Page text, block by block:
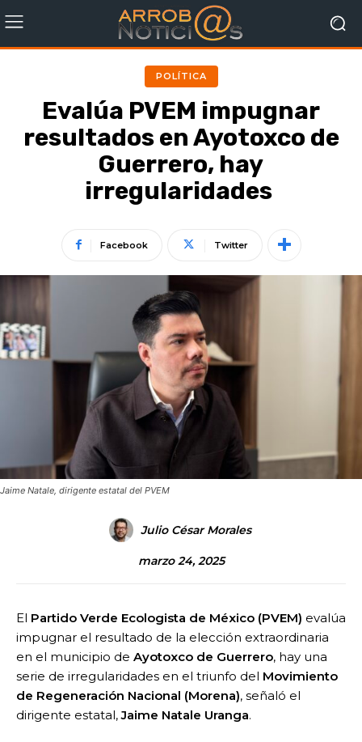
POLÍTICA
Evalúa PVEM impugnar
resultados en Ayotoxco de
Guerrero, hay
irregularidades
Facebook Twitter
Jaime Natale, dirigente estatal del PVEM
Julio César Morales
marzo 24, 2025
El Partido Verde Ecologista de México (PVEM) evalúa
impugnar el resultado de la elección extraordinaria
en el municipio de Ayotoxco de Guerrero, hay una
serie de irregularidades en el triunfo del Movimiento
de Regeneración Nacional (Morena), señaló el
dirigente estatal,Jaime Natale Uranga.